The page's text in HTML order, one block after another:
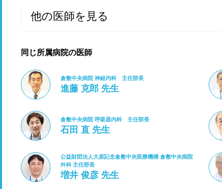
他の医師を見る
同じ所属病院の医師
倉敷中央病院 神経内科 主任部長
進藤 克郎 先生
倉敷中央病院 呼吸器内科 主任部長
石田 直 先生
公益財団法人大原記念倉敷中央医療機構 倉敷中央病院
外科 主任部長
増井 俊彦 先生